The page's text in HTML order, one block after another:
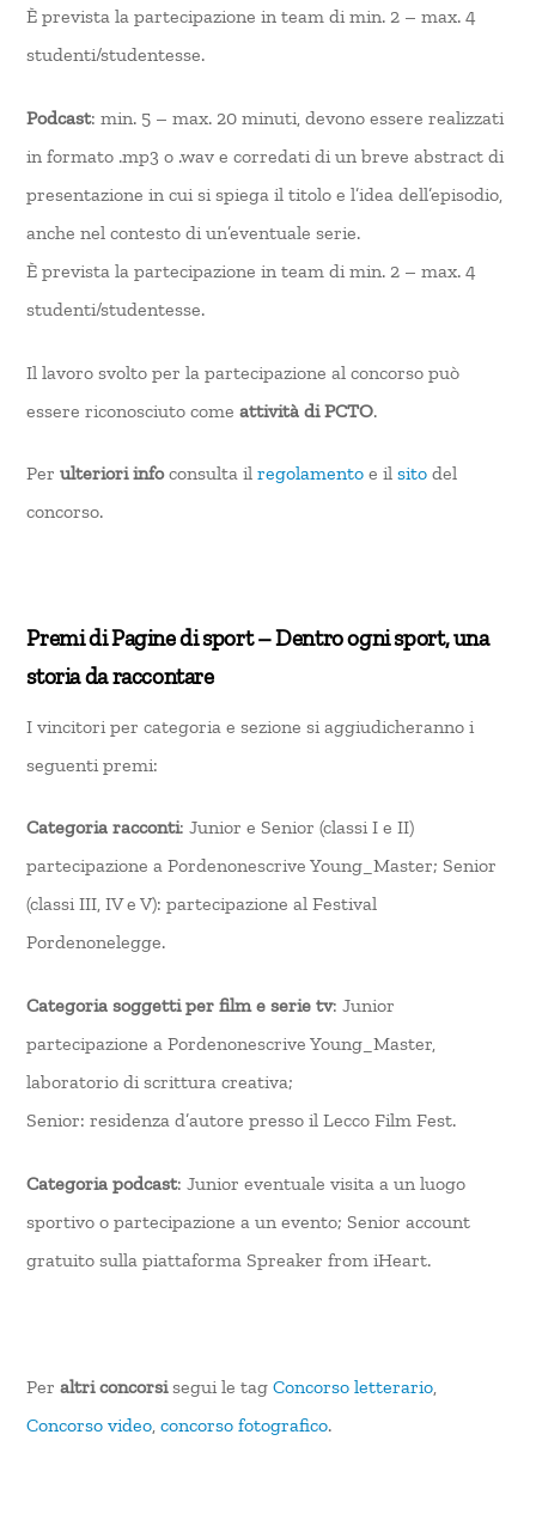
È prevista la partecipazione in team di min. 2 – max. 4
studenti/studentesse.
Podcast: min. 5 – max. 20 minuti, devono essere realizzati
in formato .mp3 o .wav e corredati di un breve abstract di
presentazione in cui si spiega il titolo e l’idea dell’episodio,
anche nel contesto di un’eventuale serie.
È prevista la partecipazione in team di min. 2 – max. 4
studenti/studentesse.
Il lavoro svolto per la partecipazione al concorso può
essere riconosciuto comeattività di PCTO.
Perulteriori infoconsulta ilregolamento e ilsito del
concorso.
Premi di Pagine di sport – Dentro ogni sport, una
storia da raccontare
I vincitori per categoria e sezione si aggiudicheranno i
seguenti premi:
Categoria racconti: Junior e Senior (classi I e II)
partecipazione a Pordenonescrive Young_Master; Senior
(classi III, IV e V): partecipazione al Festival
Pordenonelegge.
Categoria soggetti per film e serie tv: Junior
partecipazione a Pordenonescrive Young_Master,
laboratorio di scrittura creativa;
Senior: residenza d’autore presso il Lecco Film Fest.
Categoria podcast: Junior eventuale visita a un luogo
sportivo o partecipazione a un evento; Senior account
gratuito sulla piattaforma Spreaker from iHeart.
Peraltri concorsisegui le tagConcorso letterario
Concorso video ,concorso fotografico.